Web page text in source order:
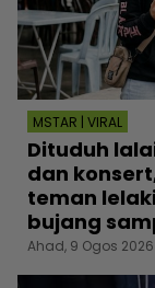
MSTAR | VIRAL
Dituduh
dan
teman
bujang
Ahad, 9 Ogos 2026